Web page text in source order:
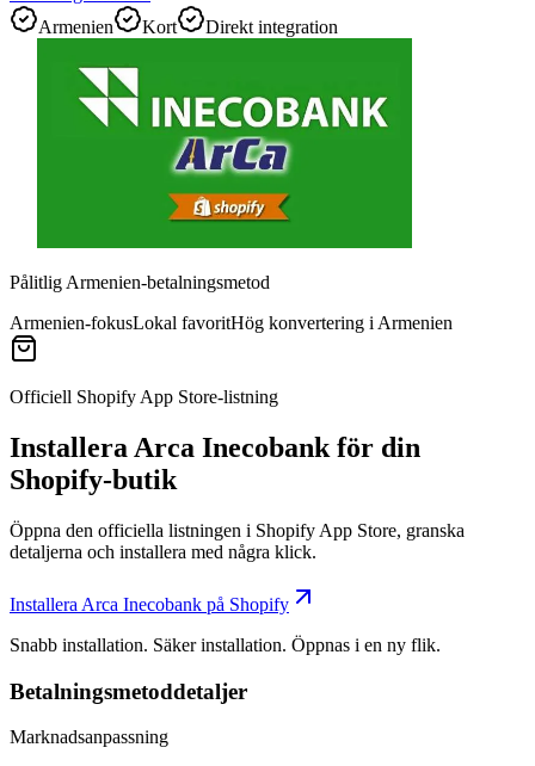
Armenien
Kort Direkt integration
Pålitlig Armenien-betalningsmetod
Armenien-fokusLokal favoritHög konvertering i Armenien
Officiell Shopify App Store-listning
Installera Arca Inecobank för din
Shopify-butik
Öppna den officiella listningen i Shopify App Store, granska
detaljerna och installera med några klick.
Installera Arca Inecobank på Shopify
Snabb installation. Säker installation. Öppnas i en ny flik.
Betalningsmetoddetaljer
Marknadsanpassning